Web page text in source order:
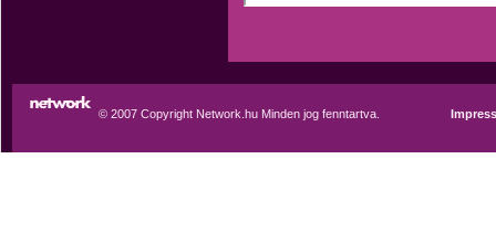
© 2007 Copyright Network.hu Minden jog fenntartva.